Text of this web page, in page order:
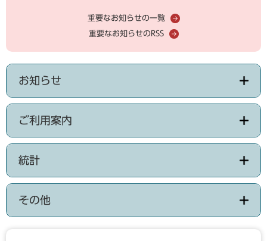
重要なお知らせの一覧
重要なお知らせのRSS
お知らせ
ご利用案内
統計
その他